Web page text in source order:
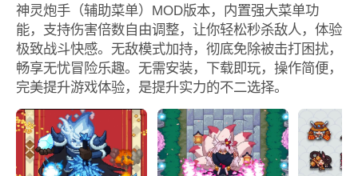
神灵炮手（辅助菜单）MOD版本，内置强大菜单功
能，支持伤害倍数自由调整，让你轻松秒杀敌人，体验
极致战斗快感。无敌模式加持，彻底免除被击打困扰，
畅享无忧冒险乐趣。无需安装，下载即玩，操作简便，
完美提升游戏体验，是提升实力的不二选择。